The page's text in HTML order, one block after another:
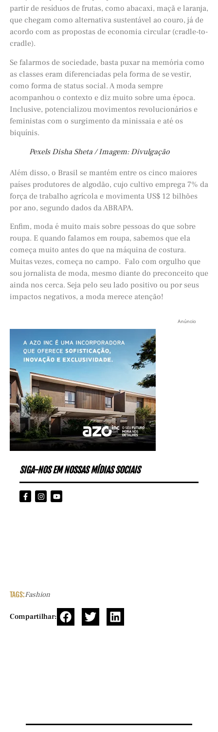
partir de resíduos de frutas, como abacaxi, maçã e laranja,
que chegam como alternativa sustentável ao couro, já de
acordo com as propostas de economia circular (cradle-to-
cradle).
Se falarmos de sociedade, basta puxar na memória como
as classes eram diferenciadas pela forma de se vestir,
como forma de status social. A moda sempre
acompanhou o contexto e diz muito sobre uma época.
Inclusive, potencializou movimentos revolucionários e
feministas com o surgimento da minissaia e até os
biquínis.
Pexels Disha Sheta / Imagem: Divulgação
Além disso, o Brasil se mantém entre os cinco maiores
países produtores de algodão, cujo cultivo emprega 7% da
força de trabalho agrícola e movimenta US$ 12 bilhões
por ano, segundo dados da ABRAPA.
Enfim, moda é muito mais sobre pessoas do que sobre
roupa. E quando falamos em roupa, sabemos que ela
começa muito antes do que na máquina de costura.
Muitas vezes, começa no campo. Falo com orgulho que
sou jornalista de moda, mesmo diante do preconceito que
ainda nos cerca. Seja pelo seu lado positivo ou por seus
impactos negativos, a moda merece atenção!
Anúncio
SIGA-NOS EM NOSSAS MÍDIAS SOCIAIS
TAGS:Fashion
Compartilhar: